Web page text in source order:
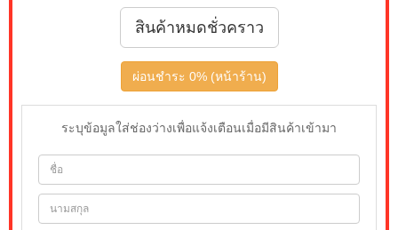
สินค้าหมดชั่วคราว
ผ่อนชำระ 0% (หน้าร้าน)
ระบุข้อมูลใส่ช่องว่างเพื่อแจ้งเตือนเมื่อมีสินค้าเข้ามา